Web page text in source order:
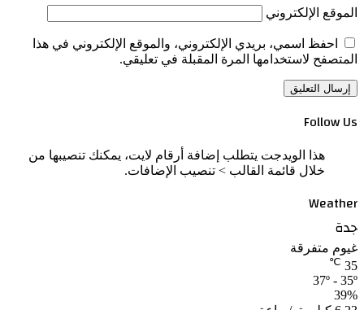
الموقع الإلكتروني
احفظ اسمي، بريدي الإلكتروني، والموقع الإلكتروني في هذا
المتصفح لاستخدامها المرة المقبلة في تعليقي.
Follow Us
هذا الويدجت يتطلب إضافة أرقام لايت، يمكنك تنصيبها من
خلال قائمة القالب > تنصيب الإضافات.
Weather
جدة
غيوم متفرقة
35
℃
37º - 35º
39%